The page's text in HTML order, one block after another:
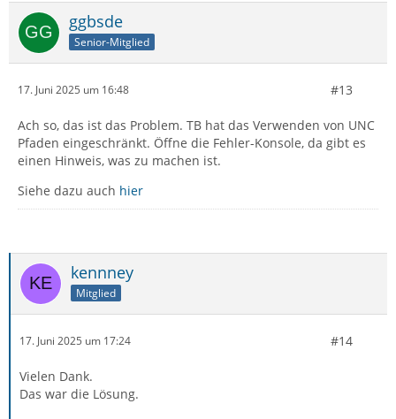
ggbsde
Senior-Mitglied
17. Juni 2025 um 16:48 #13
Ach so, das ist das Problem. TB hat das Verwenden von UNC
Pfaden eingeschränkt. Öffne die Fehler-Konsole, da gibt es
einen Hinweis, was zu machen ist.
Siehe dazu auch hier
kennney
Mitglied
17. Juni 2025 um 17:24 #14
Vielen Dank.
Das war die Lösung.